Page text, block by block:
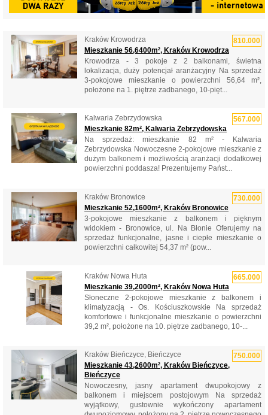
810.000
Kraków Krowodrza
Mieszkanie 56,6400m², Kraków Krowodrza
Krowodrza - 3 pokoje z 2 balkonami, świetna
lokalizacja, duży potencjał aranżacyjny Na sprzedaż
3-pokojowe mieszkanie o powierzchni 56,64 m²,
położone na 1. piętrze zadbanego, 10-pięt...
567.000
Kalwaria Zebrzydowska
Mieszkanie 82m², Kalwaria Zebrzydowska
Na sprzedaż: mieszkanie 82 m² - Kalwaria
Zebrzydowska Nowoczesne 2-pokojowe mieszkanie z
dużym balkonem i możliwością aranżacji dodatkowej
powierzchni poddasza! Prezentujemy Państ...
730.000
Kraków Bronowice
Mieszkanie 52,1600m², Kraków Bronowice
3-pokojowe mieszkanie z balkonem i pięknym
widokiem - Bronowice, ul. Na Błonie Oferujemy na
sprzedaż funkcjonalne, jasne i ciepłe mieszkanie o
powierzchni całkowitej 54,37 m² (pow...
665.000
Kraków Nowa Huta
Mieszkanie 39,2000m², Kraków Nowa Huta
Słoneczne 2-pokojowe mieszkanie z balkonem i
klimatyzacją - Os. Kościuszkowskie Na sprzedaż
komfortowe i funkcjonalne mieszkanie o powierzchni
39,2 m², położone na 10. piętrze zadbanego, 10-...
750.000
Kraków Bieńczyce, Bieńczyce
Mieszkanie 43,2600m², Kraków Bieńczyce,
Bieńczyce
Nowoczesny, jasny apartament dwupokojowy z
balkonem i miejscem postojowym Na sprzedaż
wyjątkowy, gustownie wykończony apartament